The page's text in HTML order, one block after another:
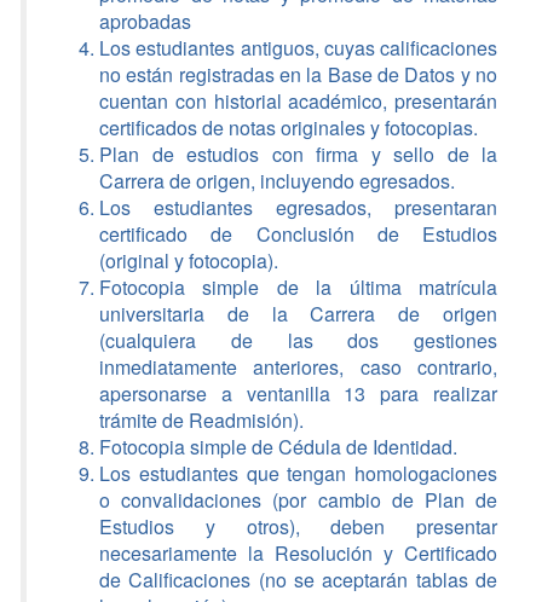
aprobadas
Los estudiantes antiguos, cuyas calificaciones
no están registradas en la Base de Datos y no
cuentan con historial académico, presentarán
certificados de notas originales y fotocopias.
Plan de estudios con firma y sello de la
Carrera de origen, incluyendo egresados.
Los estudiantes egresados, presentaran
certificado de Conclusión de Estudios
(original y fotocopia).
Fotocopia simple de la última matrícula
universitaria de la Carrera de origen
(cualquiera de las dos gestiones
inmediatamente anteriores, caso contrario,
apersonarse a ventanilla 13 para realizar
trámite de Readmisión).
Fotocopia simple de Cédula de Identidad.
Los estudiantes que tengan homologaciones
o convalidaciones (por cambio de Plan de
Estudios y otros), deben presentar
necesariamente la Resolución y Certificado
de Calificaciones (no se aceptarán tablas de